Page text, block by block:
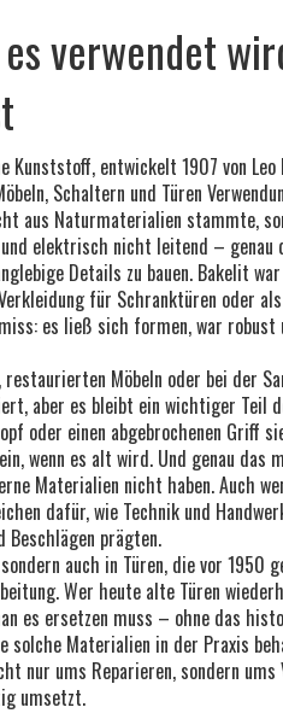
verwendet
Kunststoff, entwickelt 1907 von
Schaltern und Türen
aus Naturmaterialien stammte,
elektrisch nicht leitend – genau
Details zu bauen. Bakelit
für Schranktüren oder
es ließ sich formen, war robust
Möbeln oder bei der
aber es bleibt ein wichtiger Teil
oder einen abgebrochenen Griff
wenn es alt wird. Und genau das
Materialien nicht haben. Auch
dafür, wie Technik und
Beschlägen prägten.
auch in Türen, die vor 1950
Wer heute alte Türen
es ersetzen muss – ohne das
Materialien in der Praxis
nur ums Reparieren, sondern
umsetzt.